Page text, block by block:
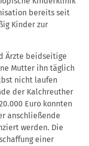
bereits seit
Kinder zur
Ärzte beidseitige
Mutter ihn täglich
nicht laufen
der Kalchreuther
Euro konnten
anschließende
werden. Die
einer